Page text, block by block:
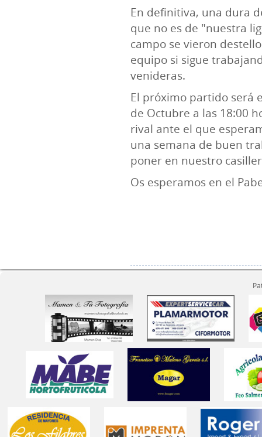
En definitiva, una dura
que no es de "nuestra
campo se vieron
equipo si sigue
venideras.
El próximo partido será
de Octubre a las 18:00
rival ante el que
una semana de buen
poner en nuestro
Os esperamos en el